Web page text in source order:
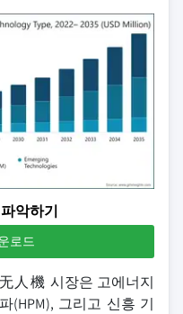
악하기
로드
人機 시장은 고에너지
(HPM), 그리고 신흥 기